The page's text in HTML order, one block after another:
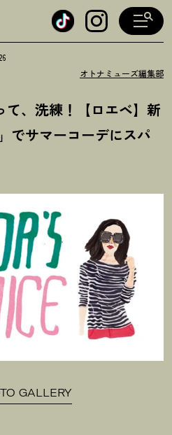
ブ
オトナミューズ編集部
て、洗練 ！
【ロエベ】新
でサマーコーデにスパ
GALLERY